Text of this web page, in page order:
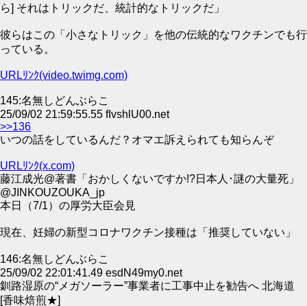
ら] それはトリックだ、統計的なトリックだ」
彼らはこの「小さなトリック」を他の伝統的なワクチンでも行
っている。
URLﾘﾝｸ(video.twimg.com)
145:名無しどんぶらこ
25/09/02 21:59:55.55 fIvshlU00.net
>>136
いつの話をしているんだ？オマエ訴えられても知らんぞ
URLﾘﾝｸ(x.com)
藤江成光@著書「おかしくないですか!?日本人･謎の大量死」
@JINKOUZOUKA_jp
本日（7/1）の厚労大臣会見
現在、妊婦の新型コロナワクチン接種は「推奨していない」
146:名無しどんぶらこ
25/09/02 22:01:41.49 esdN49my0.net
釧路湿原の“メガソーラー”事業者に工事中止を勧告へ 北海道
[香味焙煎★]